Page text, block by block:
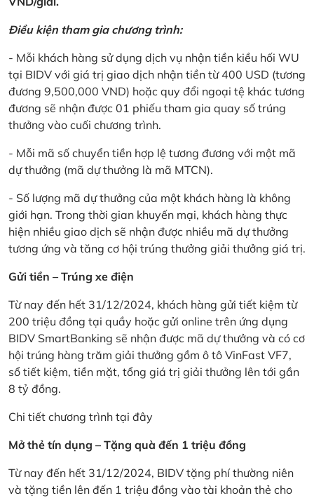
Điều kiện tham gia chương trình:
- Mỗi khách hàng sử dụng dịch vụ nhận tiền kiều hối WU
tại BIDV với giá trị giao dịch nhận tiền từ 400 USD (tương
đương 9,500,000 VND) hoặc quy đổi ngoại tệ khác tương
đương sẽ nhận được 01 phiếu tham gia quay số trúng
thưởng vào cuối chương trình.
- Mỗi mã số chuyển tiền hợp lệ tương đương với một mã
dự thưởng (mã dự thưởng là mã MTCN).
- Số lượng mã dự thưởng của một khách hàng là không
giới hạn. Trong thời gian khuyến mại, khách hàng thực
hiện nhiều giao dịch sẽ nhận được nhiều mã dự thưởng
tương ứng và tăng cơ hội trúng thưởng giải thưởng giá trị.
Gửi tiền – Trúng xe điện
Từ nay đến hết 31/12/2024, khách hàng gửi tiết kiệm từ
200 triệu đồng tại quầy hoặc gửi online trên ứng dụng
BIDV SmartBanking sẽ nhận được mã dự thưởng và có cơ
hội trúng hàng trăm giải thưởng gồm ô tô VinFast VF7,
sổ tiết kiệm, tiền mặt, tổng giá trị giải thưởng lên tới gần
8 tỷ đồng.
Chi tiết chương trình tại đây
Mở thẻ tín dụng – Tặng quà đến 1 triệu đồng
Từ nay đến hết 31/12/2024, BIDV tặng phí thường niên
và tặng tiền lên đến 1 triệu đồng vào tài khoản thẻ cho